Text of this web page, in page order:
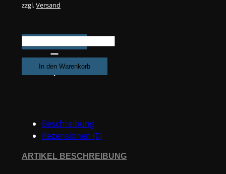
zzgl.Versand
FINIXA
Schleifstreifen,
Menge
In den Warenkorb
Beschreibung
Rezensionen (0)
ARTIKEL BESCHREIBUNG